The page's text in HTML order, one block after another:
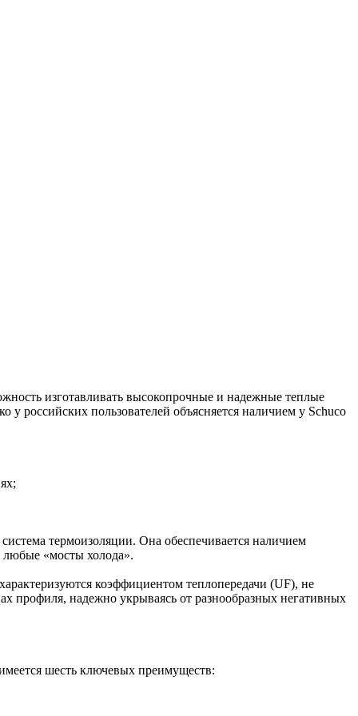
изготавливать высокопрочные и надежные теплые
пользователей объясняется наличием у Schuco
термоизоляции. Она обеспечивается наличием
любые «мосты холода».
коэффициентом теплопередачи (UF), не
надежно укрываясь от разнообразных негативных
шесть ключевых преимуществ: